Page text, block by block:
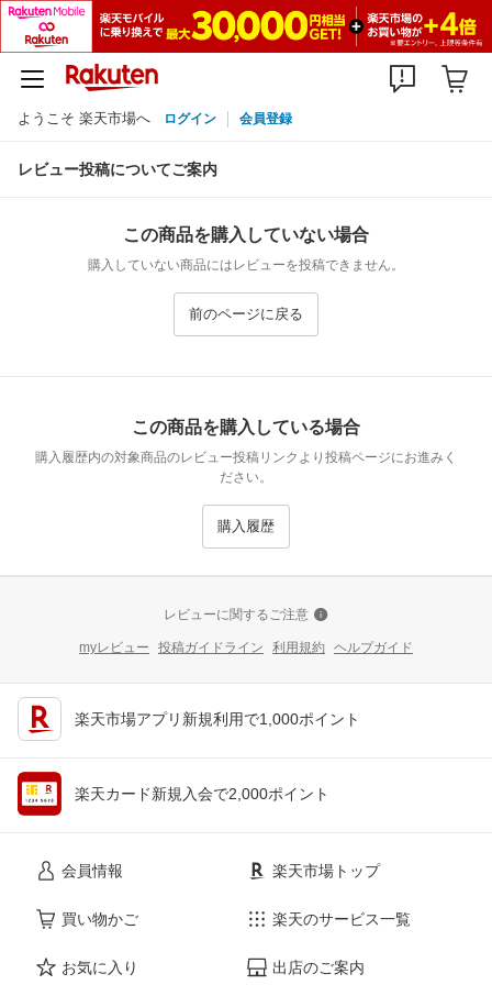
ようこそ 楽天市場へ ログイン 会員登録
レビュー投稿についてご案内
この商品を購入していない場合
購入していない商品にはレビューを投稿できません。
前のページに戻る
この商品を購入している場合
購入履歴内の対象商品のレビュー投稿リンクより投稿ページにお進みく
ださい。
購入履歴
レビューに関するご注意
myレビュー 投稿ガイドライン 利用規約 ヘルプガイド
楽天市場アプリ新規利用で1,000ポイント
楽天カード新規入会で2,000ポイント
会員情報
買い物かご
お気に入り
楽天市場トップ
楽天のサービス一覧
出店のご案内